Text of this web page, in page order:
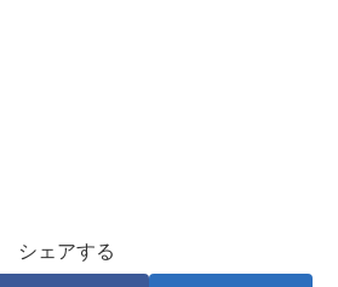
シェアする